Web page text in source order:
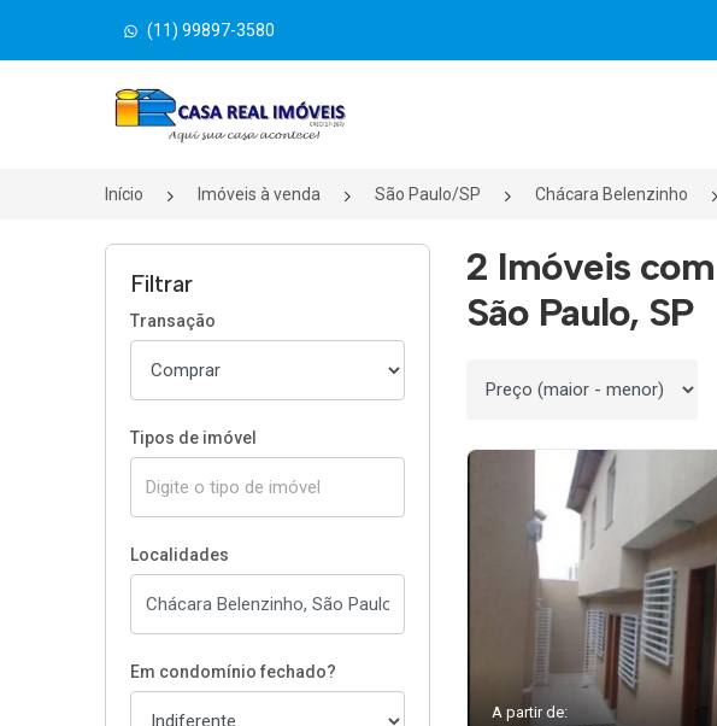
(11) 99897-3580
Página inicial
Início Imóveis à venda São Paulo/SP Chácara Belenzinho
Filtrar
Transação
Tipos de imóvel
Localidades
Em condomínio fechado?
2 Imóveis
São Paulo, SP
Ordenar por
A partir de: